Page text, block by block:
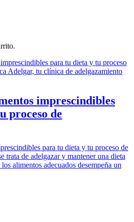
imprescindibles
proceso de
para tu dieta y tu proceso de
trata de adelgazar y mantener una dieta
alimentos adecuados desempeña un